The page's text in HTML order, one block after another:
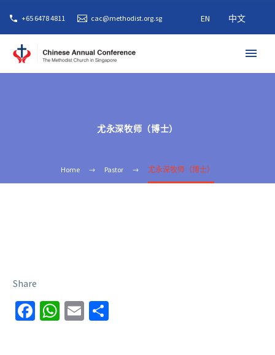
+65 6478 4811 cac@methodist.org.sg EN 中文
尤永深牧师（博士）
Home Pastor 尤永深牧师（博士）
Share
Facebook
WhatsApp
Email